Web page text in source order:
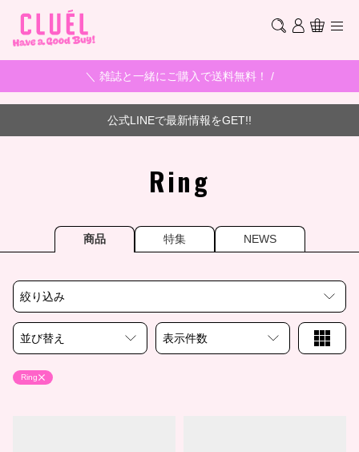
＼ 雑誌と一緒にご購入で送料無料！ /
公式LINEで最新情報をGET!!
Ring
商品 特集 NEWS
絞り込み
並び替え 表示件数
Ring